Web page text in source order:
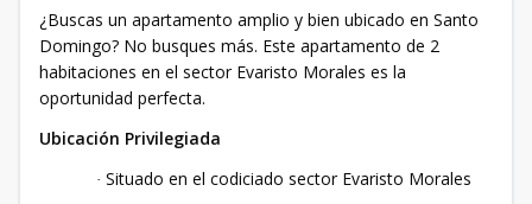
¿Buscas un apartamento amplio y bien ubicado en Santo
Domingo? No busques más. Este apartamento de 2
habitaciones en el sector Evaristo Morales es la
oportunidad perfecta.
Ubicación Privilegiada
· Situado en el codiciado sector Evaristo Morales